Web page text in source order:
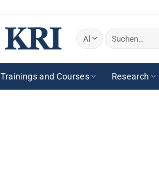
Suchen
nach:
Trainings and Courses Research